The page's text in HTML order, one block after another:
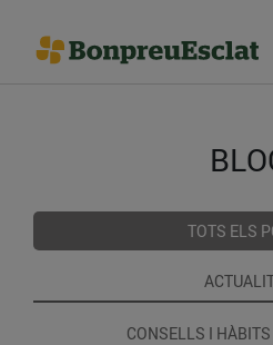
TOTS ELS
CONSELLS I